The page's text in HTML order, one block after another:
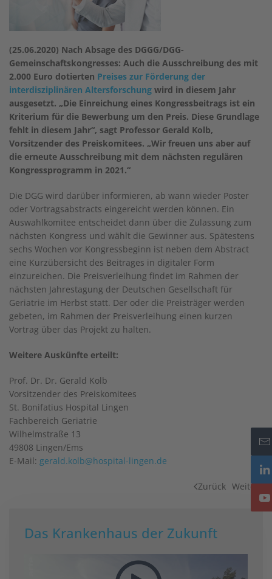
(25.06.2020) Nach Absage des DGGG/DGG-
Gemeinschaftskongresses: Auch die Ausschreibung des mit
2.000 Euro dotierten Preises zur Förderung der
interdisziplinären Altersforschung wird in diesem Jahr
ausgesetzt. „Die Einreichung eines Kongressbeitrags ist ein
Kriterium für die Bewerbung um den Preis. Diese Grundlage
fehlt in diesem Jahr“, sagt Professor Gerald Kolb,
Vorsitzender des Preiskomitees. „Wir freuen uns aber auf
die erneute Ausschreibung mit dem nächsten regulären
Kongressprogramm in 2021.“
Die DGG wird darüber informieren, ab wann wieder Poster
oder Vortragsabstracts eingereicht werden können. Ein
Auswahlkomitee entscheidet dann über die Zulassung zum
nächsten Kongress und wählt die Gewinner aus. Spätestens
sechs Wochen vor Kongressbeginn ist neben dem Abstract
eine Kurzübersicht des Beitrages in digitaler Form
einzureichen. Die Preisverleihung findet im Rahmen der
nächsten Jahrestagung der Deutschen Gesellschaft für
Geriatrie im Herbst statt. Der oder die Preisträger werden
gebeten, im Rahmen der Preisverleihung einen kurzen
Vortrag über das Projekt zu halten.
Weitere Auskünfte erteilt:
Prof. Dr. Dr. Gerald Kolb
Vorsitzender des Preiskomitees
St. Bonifatius Hospital Lingen
Fachbereich Geriatrie
Wilhelmstraße 13
49808 Lingen/Ems
E-Mail: gerald.kolb@hospital-lingen.de
Zurück Weiter
Das Krankenhaus der Zukunft